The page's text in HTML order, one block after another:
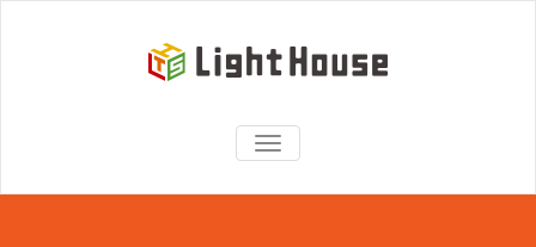
TOGGLE
NAVIGATION